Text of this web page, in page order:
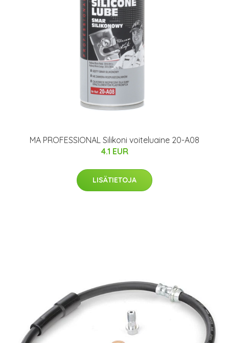
MA PROFESSIONAL Silikoni voiteluaine 20-A08
4.1 EUR
LISÄTIETOJA